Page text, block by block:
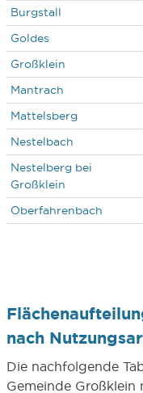
Burgstall
Goldes
Großklein
Mantrach
Mattelsberg
Nestelbach
Nestelberg bei
Großklein
Oberfahrenbach
nach
Die nachfolgende
Gemeinde